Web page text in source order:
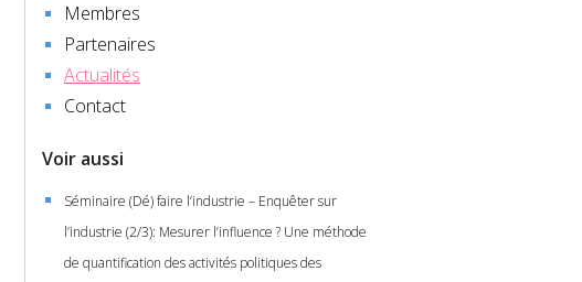
Membres
Partenaires
Actualités
Contact
Voir aussi
Séminaire (Dé) faire l’industrie – Enquêter sur
l’industrie (2/3): Mesurer l’influence ? Une méthode
de quantification des activités politiques des